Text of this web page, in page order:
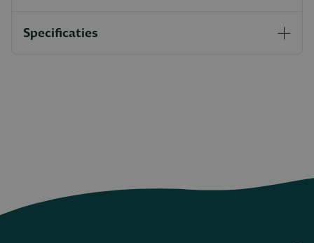
Specificaties